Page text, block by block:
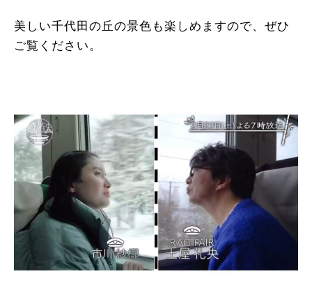
美しい千代田の丘の景色も楽しめますので、ぜひ
ご覧ください。